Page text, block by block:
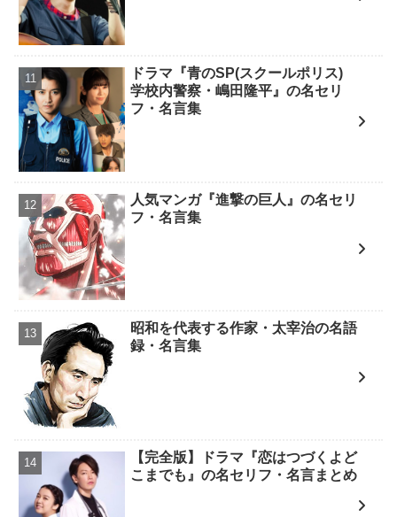
ドラマ『青のSP(スクールポリス)
学校内警察・嶋田隆平』の名セリ
フ・名言集
人気マンガ『進撃の巨人』の名セリ
フ・名言集
昭和を代表する作家・太宰治の名語
録・名言集
【完全版】ドラマ『恋はつづくよど
こまでも』の名セリフ・名言まとめ